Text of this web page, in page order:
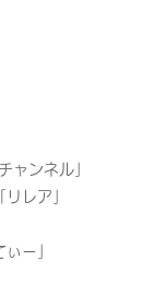
ャンネル」
レア」​
ぃー」​